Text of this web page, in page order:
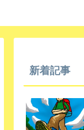
新着記事